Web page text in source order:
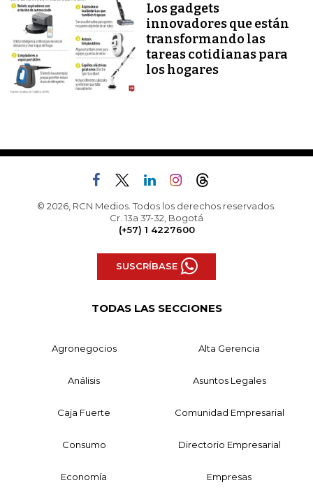
Los gadgets
innovadores que están
transformando las
tareas cotidianas para
los hogares
© 2026, RCN Medios. Todos los derechos reservados.
Cr. 13a 37-32, Bogotá
(+57) 1 4227600
SUSCRÍBASE
TODAS LAS SECCIONES
Agronegocios Alta Gerencia
Análisis Asuntos Legales
Caja Fuerte Comunidad Empresarial
Consumo Directorio Empresarial
Economía Empresas